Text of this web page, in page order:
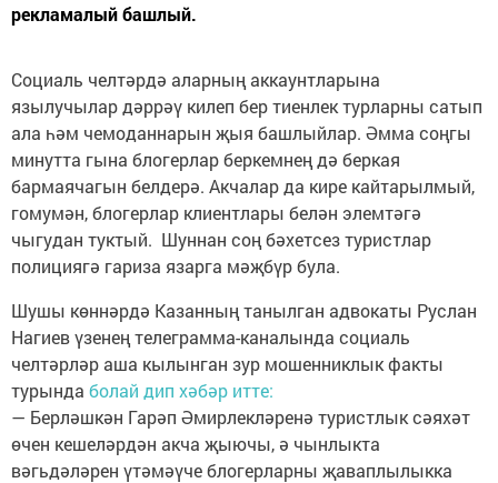
рекламалый башлый.
Социаль челтәрдә аларның аккаунтларына
язылучылар дәррәү килеп бер тиенлек турларны сатып
ала һәм чемоданнарын җыя башлыйлар. Әмма соңгы
минутта гына блогерлар беркемнең дә беркая
бармаячагын белдерә. Акчалар да кире кайтарылмый,
гомумән, блогерлар клиентлары белән элемтәгә
чыгудан туктый. Шуннан соң бәхетсез туристлар
полициягә гариза язарга мәҗбүр була.
Шушы көннәрдә Казанның танылган адвокаты Руслан
Нагиев үзенең телеграмма-каналында социаль
челтәрләр аша кылынган зур мошенниклык факты
турында болай дип хәбәр итте:
— Берләшкән Гарәп Әмирлекләренә туристлык сәяхәт
өчен кешеләрдән акча җыючы, ә чынлыкта
вәгьдәләрен үтәмәүче блогерларны җаваплылыкка